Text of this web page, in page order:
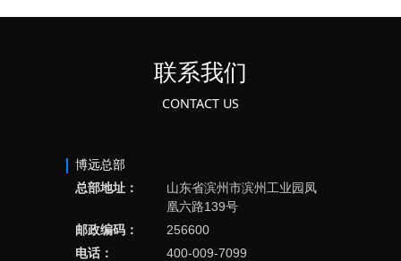
联系我们
CONTACT US
博远总部
总部地址：
山东省滨州市滨州工业园凤
凰六路139号
邮政编码：
256600
电话：
400-009-7099